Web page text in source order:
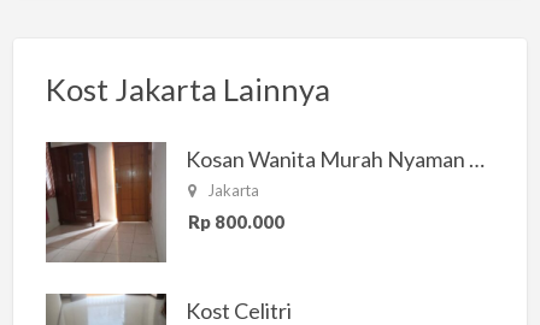
Kost Jakarta Lainnya
Kosan Wanita Murah Nyaman di Jakarta Selatan
Jakarta
Rp 800.000
Kost Celitri